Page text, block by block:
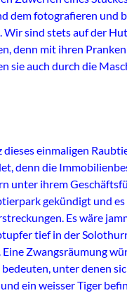
dem fotografieren und
Wir sind stets auf der
denn mit ihren
sie auch durch die
dieses einmaligen
denn die
unter ihrem
gekündigt und
Es wäre
tief in der
Zwangsräumung
unter denen
ein weisser Tiger